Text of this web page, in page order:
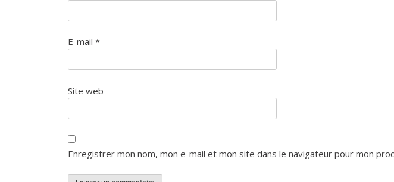
E-mail *
Site web
Enregistrer mon nom, mon e-mail et mon site dans le navigateur pour mon